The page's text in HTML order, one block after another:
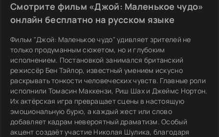
Смотрите фильм «Джой: Маленькое чудо»
онлайн бесплатно на русском языке
Фильм "Джой: Маленькое чудо" удивляет зрителей не
только продуманным сюжетом, но и глубоким
исполнением. Постановкой занимался британский
режиссёр Бен Тэйлор, известный умением искусно
раскрывать тонкости человеческих чувств. Главные роли
исполнили Томасин Маккензи, Риш Шах и Джеймс Нортон.
Их актёрская игра превращает сцены в настоящую
эмоциональную бурю, а каждый жест или слово
добавляет кадрам невероятный драматизм. Особый
акцент создаёт участие Николая Шулика, благодаря